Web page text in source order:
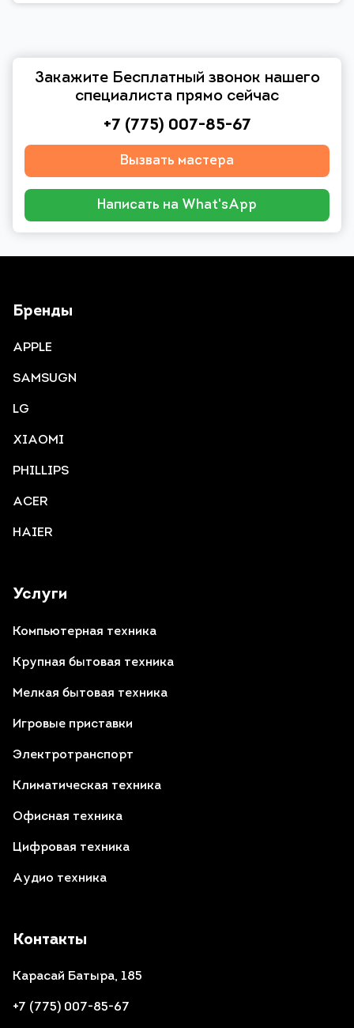
Закажите Бесплатный звонок нашего
специалиста прямо сейчас
+7 (775) 007-85-67
Вызвать мастера
Написать на What'sApp
Контакты
Карасай Батыра, 185
+7 (775) 007-85-67
Услуги
Компьютерная техника
Крупная бытовая техника
Мелкая бытовая техника
Игровые приставки
Электротранспорт
Климатическая техника
Офисная техника
Цифровая техника
Аудио техника
Бренды
APPLE
SAMSUGN
LG
XIAOMI
PHILLIPS
ACER
HAIER